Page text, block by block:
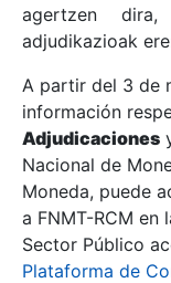
Erakutsi/
Erakutsi/
Erakutsi/
agertzen
adjudikazioak
A partir del 3 de
información
Adjudicaciones
Nacional de
Moneda, puede
a FNMT-RCM
Sector Público
Plataforma de